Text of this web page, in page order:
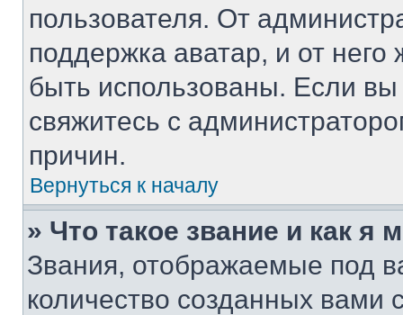
пользователя. От
поддержка аватар, и от него
быть использованы. Если
свяжитесь с
причин.
Вернуться к началу
» Что такое звание и как я
Звания, отображаемые под
количество созданных